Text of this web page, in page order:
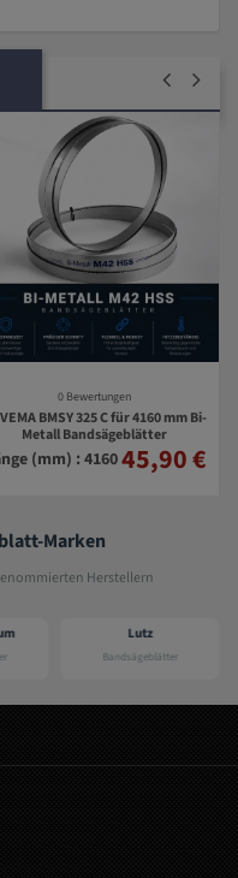
0 Bewertungen
BMSY 325 C für 4160 mm Bi-
Metall Bandsägeblätter
(mm) : 416045,90 €
Marken
Herstellern
Lutz
Bandsägeblätter